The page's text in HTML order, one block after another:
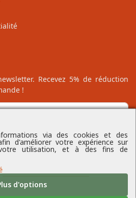
Recevez 5% de réduction
!
via des cookies et des
d'améliorer votre expérience sur
utilisation, et à des fins de
d'options